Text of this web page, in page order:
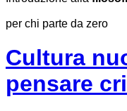
per chi parte da zero
Cultura
pensare